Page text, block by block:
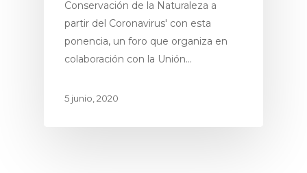
Conservación de la Naturaleza a
partir del Coronavirus' con esta
ponencia, un foro que organiza en
colaboración con la Unión…
5 junio, 2020
Ecoturismo
Socios &
Noticias